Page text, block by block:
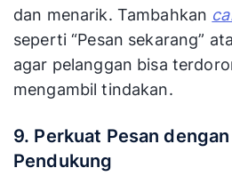
dan menarik. Tambahkan
seperti “Pesan sekarang”
agar pelanggan bisa
mengambil tindakan.
9. Perkuat Pesan
Pendukung